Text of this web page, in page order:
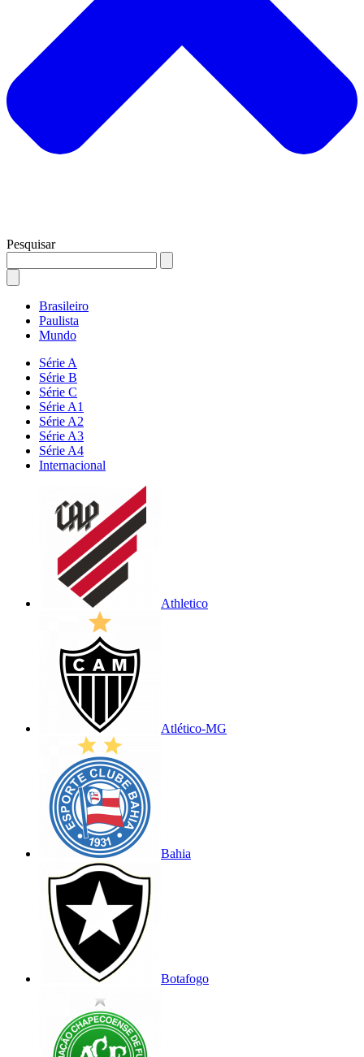
Pesquisar
Brasileiro
Paulista
Mundo
Série A
Série B
Série C
Série A1
Série A2
Série A3
Série A4
Internacional
Athletico
Atlético-MG
Bahia
Botafogo